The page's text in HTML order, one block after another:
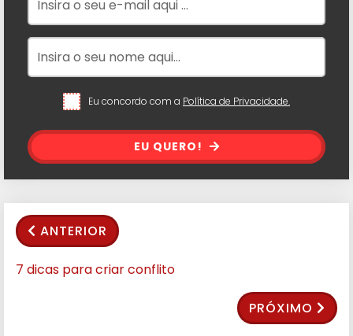
Eu concordo com a Política de Privacidade.
EU QUERO!
ANTERIOR
7 dicas para criar conflito
PRÓXIMO